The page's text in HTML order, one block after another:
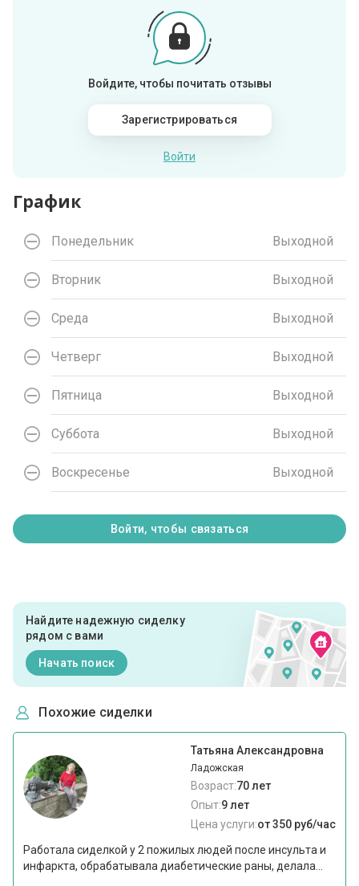
Войдите, чтобы почитать отзывы
Зарегистрироваться
Войти
График
Понедельник Выходной
Вторник Выходной
Среда Выходной
Четверг Выходной
Пятница Выходной
Суббота Выходной
Воскресенье Выходной
Войти, чтобы связаться
Найдите надежную сиделку
рядом с вами
Начать поиск
Похожие сиделки
Татьяна Александровна
Ладожская
Возраст:70 лет
Опыт:9 лет
Цена услуги:от 350 руб/час
Работала сиделкой у 2 пожилых людей после инсульта и
инфаркта, обрабатывала диабетические раны, делала...